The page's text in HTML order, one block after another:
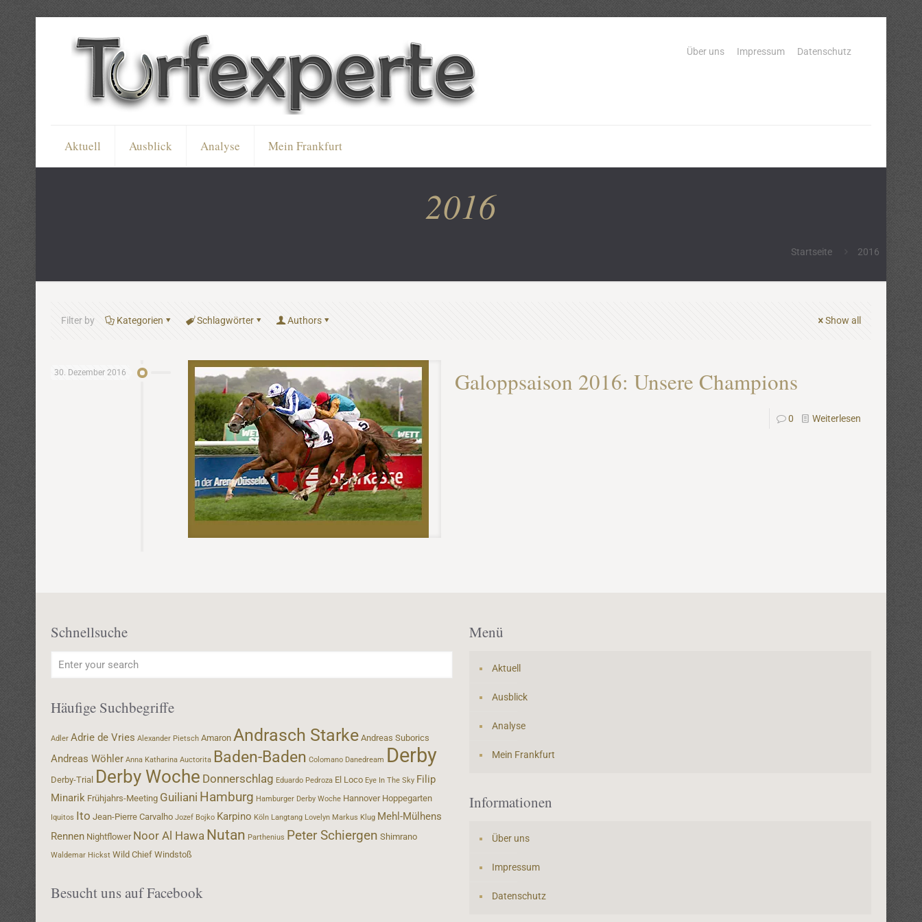
Aktuell Ausblick Analyse Mein Frankfurt
Über uns Impressum Datenschutz
2016
Startseite 2016
Filter by Kategorien Schlagwörter Authors Show all
30. Dezember 2016 Galoppsaison 2016: Unsere Champions
0 Weiterlesen
Schnellsuche
Häufige Suchbegriffe
Adler Adrie de Vries Alexander Pietsch Amaron Andrasch Starke Andreas Suborics
Andreas Wöhler Anna Katharina Auctorita Baden-Baden Colomano Danedream Derby
Derby-Trial Derby Woche Donnerschlag Eduardo Pedroza El Loco Eye In The Sky Filip
Minarik Frühjahrs-Meeting Guiliani Hamburg Hamburger Derby Woche Hannover Hoppegarten
Iquitos Ito Jean-Pierre Carvalho Jozef Bojko Karpino Köln Langtang Lovelyn Markus Klug Mehl-Mülhens
Rennen Nightflower Noor Al Hawa Nutan Parthenius Peter Schiergen Shimrano
Waldemar Hickst Wild Chief Windstoß
Besucht uns auf Facebook
Menü
Aktuell
Ausblick
Analyse
Mein Frankfurt
Informationen
Über uns
Impressum
Datenschutz